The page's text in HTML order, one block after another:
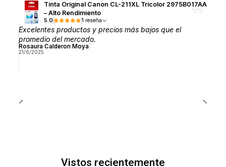
Tinta Original Canon CL-211XL Tricolor 2975B017AA
– Alto Rendimiento
5.0 1 reseña
Excelentes productos y precios más bajos que el
promedio del mercado.
Rosaura Calderon Moya
21/6/2025
Vistos recientemente